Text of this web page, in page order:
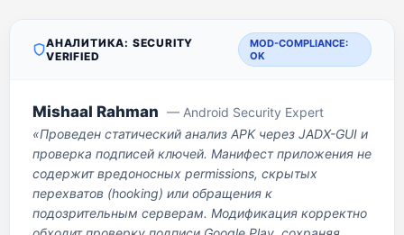
АНАЛИТИКА: SECURITY
VERIFIED
MOD-COMPLIANCE:
OK
Mishaal Rahman — Android Security Expert
«Проведен статический анализ APK через JADX-GUI и
проверка подписей ключей. Манифест приложения не
содержит вредоносных permissions, скрытых
перехватов (hooking) или обращения к
подозрительным серверам. Модификация корректно